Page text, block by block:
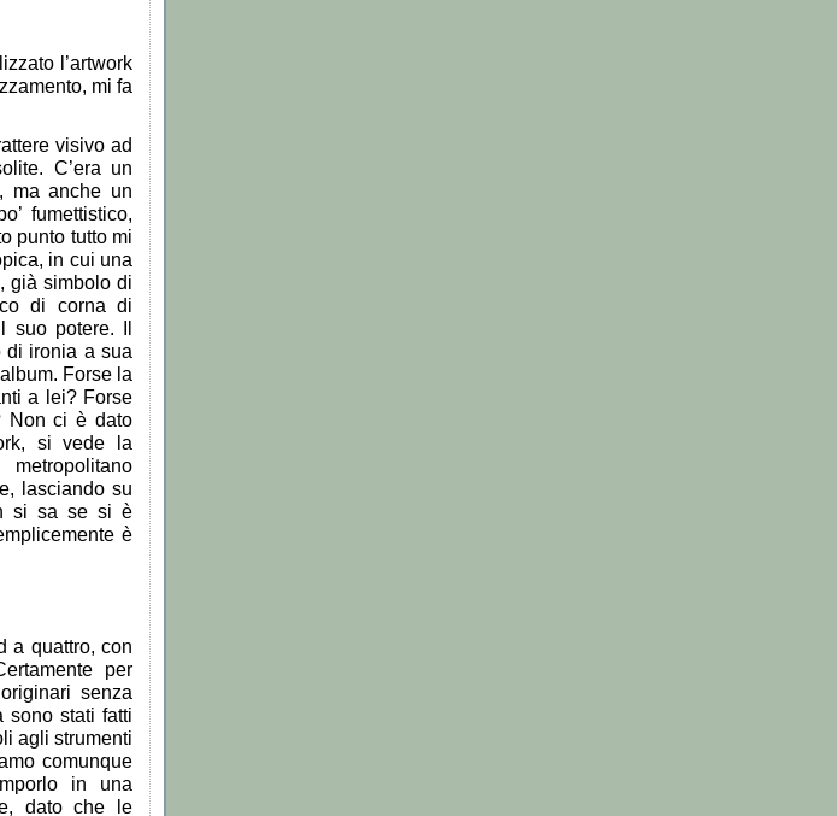
l ’artwork
mi fa
visivo ad
C’era un
ma anche un
’ fumettistico,
punto tutto mi
in cui una
già simbolo di
di corna di
suo potere. Il
di ironia a sua
album. Forse la
a lei? Forse
Non ciè dato
si vede la
lasciando su
si sa se si è
è
a quattro, con
per
senza
sono stati fatti
agli strumenti
comunque
in una
dato che le